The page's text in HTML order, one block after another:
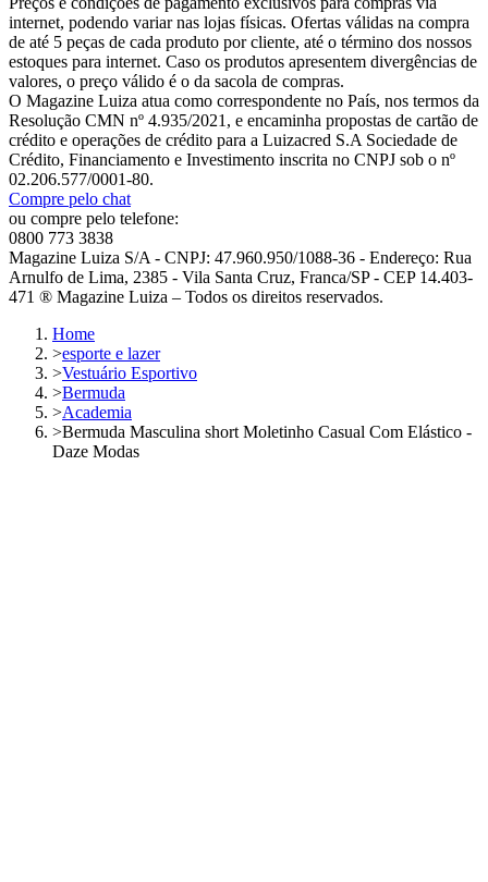
internet, podendo variar nas lojas físicas. Ofertas válidas na compra
de até 5 peças de cada produto por cliente, até o término dos nossos
estoques para internet. Caso os produtos apresentem divergências de
valores, o preço válido é o da sacola de compras.
O Magazine Luiza atua como correspondente no País, nos termos da
Resolução CMN nº 4.935/2021, e encaminha propostas de cartão de
crédito e operações de crédito para a Luizacred S.A Sociedade de
Crédito, Financiamento e Investimento inscrita no CNPJ sob o nº
02.206.577/0001-80.
Compre pelo chat
ou compre pelo telefone:
0800 773 3838
Magazine Luiza S/A - CNPJ: 47.960.950/1088-36 - Endereço: Rua
Arnulfo de Lima, 2385 - Vila Santa Cruz, Franca/SP - CEP 14.403-
471 ® Magazine Luiza – Todos os direitos reservados.
Home
>esporte e lazer
>Vestuário Esportivo
>Bermuda
>Academia
>Bermuda Masculina short Moletinho Casual Com Elástico -
Daze Modas